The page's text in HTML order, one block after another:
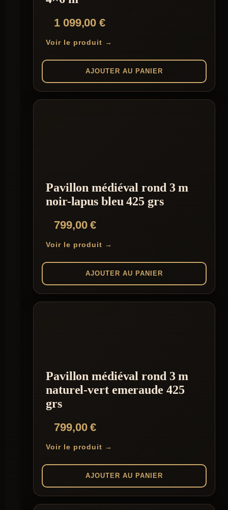
page
1 099,00€
Voir le produit →
AJOUTER AU PANIER
Pavillon médiéval rond 3 m
noir-lapus bleu 425 grs
799,00€
Voir le produit →
AJOUTER AU PANIER
Pavillon médiéval rond 3 m
naturel-vert emeraude 425
grs
799,00€
Voir le produit →
AJOUTER AU PANIER